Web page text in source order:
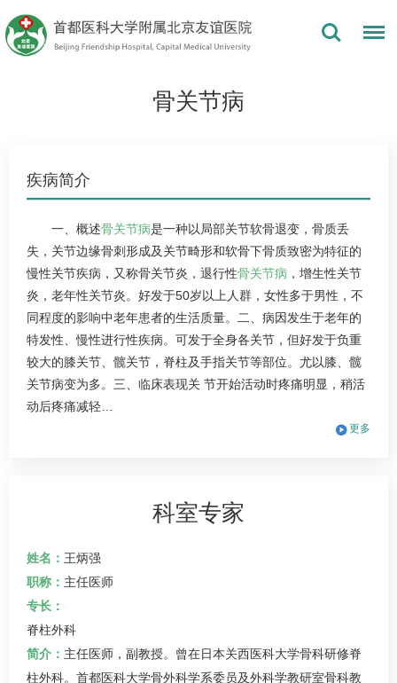
骨关节病
疾病简介
一、概述骨关节病是一种以局部关节软骨退变，骨质丢
失，关节边缘骨刺形成及关节畸形和软骨下骨质致密为特征的
慢性关节疾病，又称骨关节炎，退行性骨关节病 ，增生性关节
炎，老年性关节炎。好发于50岁以上人群，女性多于男性，不
同程度的影响中老年患者的生活质量。二、病因发生于老年的
特发性、慢性进行性疾病。可发于全身各关节，但好发于负重
较大的膝关节、髋关节，脊柱及手指关节等部位。尤以膝、髋
关节病变为多。三、临床表现关 节开始活动时疼痛明显，稍活
动后疼痛减轻…
更多
科室专家
姓名： 王炳强
职称： 主任医师
专长：
脊柱外科
简介： 主任医师，副教授。曾在日本关西医科大学骨科研修脊
柱外科。首都医科大学骨外科学系委员及外科学教研室骨科教